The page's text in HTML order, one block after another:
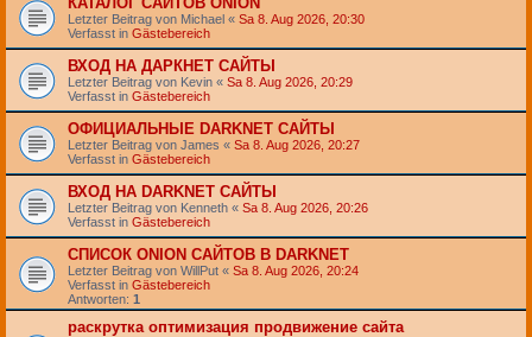
Letzter Beitrag von Michael « Sa 8. Aug 2026, 20:30
Verfasst in Gästebereich
ВХОД НА ДАРКНЕТ САЙТЫ
Letzter Beitrag von Kevin « Sa 8. Aug 2026, 20:29
Verfasst in Gästebereich
ОФИЦИАЛЬНЫЕ DARKNET САЙТЫ
Letzter Beitrag von James « Sa 8. Aug 2026, 20:27
Verfasst in Gästebereich
ВХОД НА DARKNET САЙТЫ
Letzter Beitrag von Kenneth « Sa 8. Aug 2026, 20:26
Verfasst in Gästebereich
СПИСОК ОNION САЙТОВ В DARKNET
Letzter Beitrag von WillPut « Sa 8. Aug 2026, 20:24
Verfasst in Gästebereich
Antworten: 1
раскрутка оптимизация продвижение сайта